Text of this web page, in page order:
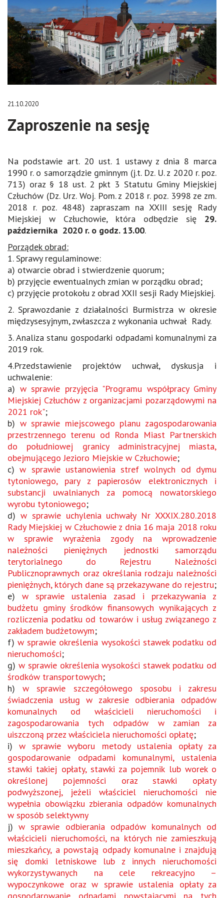
21.10.2020
Zaproszenie na sesję
Na podstawie art. 20 ust. 1 ustawy z dnia 8 marca
1990 r. o samorządzie gminnym (j.t. Dz. U. z 2020 r. poz.
713) oraz § 18 ust. 2 pkt 3 Statutu Gminy Miejskiej
Człuchów (Dz. Urz. Woj. Pom. z 2018 r. poz. 3998 ze zm.
2018 r. poz. 4848) zapraszam na XXIII sesję Rady
Miejskiej w Człuchowie, która odbędzie się 29.
października 2020 r. o godz. 13.00.
Porządek obrad:
1. Sprawy regulaminowe:
a) otwarcie obrad i stwierdzenie quorum;
b) przyjęcie ewentualnych zmian w porządku obrad;
c) przyjęcie protokołu z obrad XXII sesji Rady Miejskiej.
2. Sprawozdanie z działalności Burmistrza w okresie
międzysesyjnym, zwłaszcza z wykonania uchwał Rady.
3. Analiza stanu gospodarki odpadami komunalnymi za
2019 rok.
4.Przedstawienie projektów uchwał, dyskusja i
uchwalenie:
a) w sprawie przyjęcia "Programu współpracy Gminy
Miejskiej Człuchów z organizacjami pozarządowymi na
2021 rok";
b) w sprawie miejscowego planu zagospodarowania
przestrzennego terenu od Ronda Miast Partnerskich
do południowej granicy administracyjnej miasta,
obejmującego Jezioro Miejskie w Człuchowie;
c)w sprawie ustanowienia stref wolnych od dymu
tytoniowego, pary z papierosów elektronicznych i
substancji uwalnianych za pomocą nowatorskiego
wyrobu tytoniowego;
d) w sprawie uchylenia uchwały Nr XXXIX.280.2018
Rady Miejskiej w Człuchowie z dnia 16 maja 2018 roku
w sprawie wyrażenia zgody na wprowadzenie
należności pieniężnych jednostki samorządu
terytorialnego do Rejestru Należności
Publicznoprawnych oraz określania rodzaju należności
pieniężnych, których dane są przekazywane do rejestru;
e)w sprawie ustalenia zasad i przekazywania z
budżetu gminy środków finansowych wynikających z
rozliczenia podatku od towarów i usług związanego z
zakładem budżetowym;
f)w sprawie określenia wysokości stawek podatku od
nieruchomości;
g) w sprawie określenia wysokości stawek podatku od
środków transportowych;
h)w sprawie szczegółowego sposobu i zakresu
świadczenia usług w zakresie odbierania odpadów
komunalnych od właścicieli nieruchomości i
zagospodarowania tych odpadów w zamian za
uiszczoną przez właściciela nieruchomości opłatę;
i)w sprawie wyboru metody ustalenia opłaty za
gospodarowanie odpadami komunalnymi, ustalenia
stawki takiej opłaty, stawki za pojemnik lub worek o
określonej pojemności oraz stawki opłaty
podwyższonej, jeżeli właściciel nieruchomości nie
wypełnia obowiązku zbierania odpadów komunalnych
w sposób selektywny
j)w sprawie odbierania odpadów komunalnych od
właścicieli nieruchomości, na których nie zamieszkują
mieszkańcy, a powstają odpady komunalne i znajdują
się domki letniskowe lub z innych nieruchomości
wykorzystywanych na cele rekreacyjno –
wypoczynkowe oraz w sprawie ustalenia opłaty za
gospodarowanie odpadami powstającymi na tych